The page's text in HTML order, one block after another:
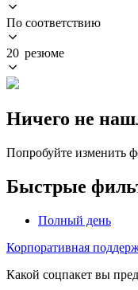
По соответствию
20 резюме
Ничего не
Попробуйте изменить
Быстрые
Полный день
Корпоративная
Какой соцпакет вы